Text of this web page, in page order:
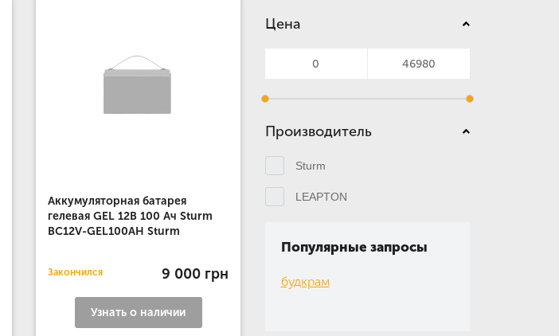
Аккумуляторная батарея
гелевая GEL 12B 100 Ач Sturm
BC12V-GEL100AH Sturm
Закончился 9 000 грн
Узнать о наличии
Цена
Производитель
Sturm
LEAPTON
Популярные запросы
будкрам